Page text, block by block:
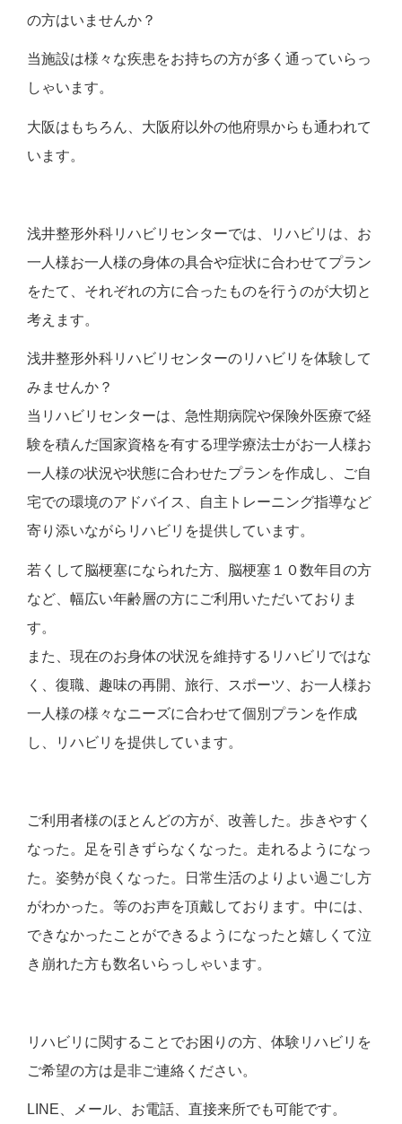
の方はいませんか？
当施設は様々な疾患をお持ちの方が多く通っていらっ
しゃいます。
大阪はもちろん、大阪府以外の他府県からも通われて
います。
浅井整形外科リハビリセンターでは、リハビリは、お
一人様お一人様の身体の具合や症状に合わせてプラン
をたて、それぞれの方に合ったものを行うのが大切と
考えます。
浅井整形外科リハビリセンターのリハビリを体験して
みませんか？
当リハビリセンターは、急性期病院や保険外医療で経
験を積んだ国家資格を有する理学療法士がお一人様お
一人様の状況や状態に合わせたプランを作成し、ご自
宅での環境のアドバイス、自主トレーニング指導など
寄り添いながらリハビリを提供しています。
若くして脳梗塞になられた方、脳梗塞１０数年目の方
など、幅広い年齢層の方にご利用いただいておりま
す。
また、現在のお身体の状況を維持するリハビリではな
く、復職、趣味の再開、旅行、スポーツ、お一人様お
一人様の様々なニーズに合わせて個別プランを作成
し、リハビリを提供しています。
ご利用者様のほとんどの方が、改善した。歩きやすく
なった。足を引きずらなくなった。走れるようになっ
た。姿勢が良くなった。日常生活のよりよい過ごし方
がわかった。等のお声を頂戴しております。中には、
できなかったことができるようになったと嬉しくて泣
き崩れた方も数名いらっしゃいます。
リハビリに関することでお困りの方、体験リハビリを
ご希望の方は是非ご連絡ください。
LINE、メール、お電話、直接来所でも可能です。